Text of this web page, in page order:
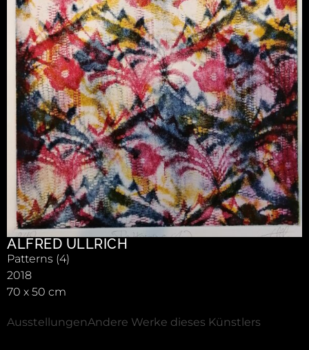
ALFRED ULLRICH
Patterns (4)
2018
70 x 50 cm
AusstellungenAndere Werke dieses Künstlers